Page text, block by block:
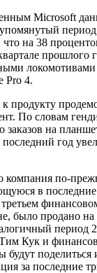
Microsoft
период
на 38
прошлого
локомотивами
Pro 4.
продукту
По словам
заказов на
год
компания по-
в
было продано
период
Кук и
за последние